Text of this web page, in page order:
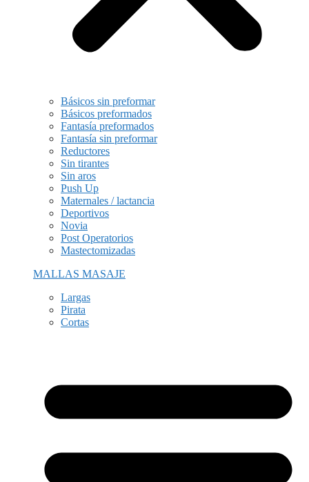
Básicos sin preformar
Básicos preformados
Fantasía preformados
Fantasía sin preformar
Reductores
Sin tirantes
Sin aros
Push Up
Maternales / lactancia
Deportivos
Novia
Post Operatorios
Mastectomizadas
MALLAS MASAJE
Largas
Pirata
Cortas